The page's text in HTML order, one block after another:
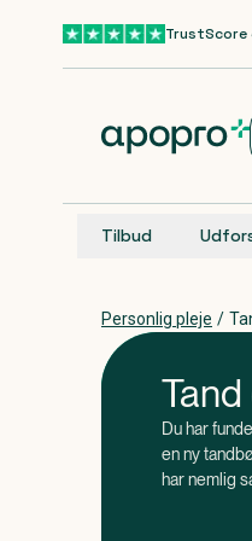
Gå til hovedindholdTrustScore
Tilbud
Personlig pleje /
Du har
en ny
har nemlig